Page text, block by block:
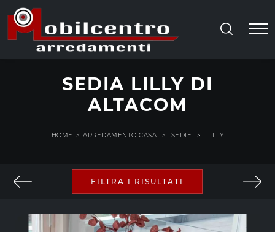
SEDIA LILLY DI
ALTACOM
HOME > ARREDAMENTO CASA > SEDIE > LILLY
FILTRA I RISULTATI